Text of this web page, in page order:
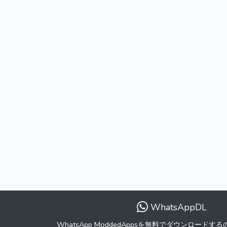
WhatsAppDL
WhatsApp ModdedAppsを無料でダウンロードする